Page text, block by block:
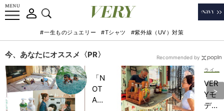
#一生ものジュエリー #Tシャツ #紫外線（UV）対策
今、あなたにオススメ〈PR〉
「N
OT
A
VER
Yモ
デル
Recommended by